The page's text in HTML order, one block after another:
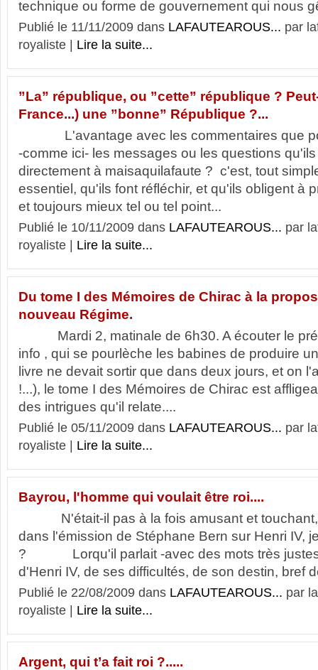
technique ou forme de gouvernement qui nous
Publié le 11/11/2009 dans LAFAUTEAROUS... par
royaliste | Lire la suite...
”La” république, ou ”cette” république ?
France...) une ”bonne” République ?...
L'avantage avec les commentaires que
-comme ici- les messages ou les questions
directement à maisaquilafaute ? c'est, tout
essentiel, qu'ils font réfléchir, et qu'ils obligent à
et toujours mieux tel ou tel point...
Publié le 10/11/2009 dans LAFAUTEAROUS... par
royaliste | Lire la suite...
Du tome I des Mémoires de Chirac à la
nouveau Régime.
Mardi 2, matinale de 6h30. A écouter le
info , qui se pourlèche les babines de produire
livre ne devait sortir que dans deux jours, et on
!...), le tome I des Mémoires de Chirac est
des intrigues qu'il relate....
Publié le 05/11/2009 dans LAFAUTEAROUS... par
royaliste | Lire la suite...
Bayrou, l'homme qui voulait être roi....
N'était-il pas à la fois amusant et touchant,
dans l'émission de Stéphane Bern sur Henri IV,
? Lorqu'il parlait -avec des mots très justes,
d'Henri IV, de ses difficultés, de son destin, bref
Publié le 22/08/2009 dans LAFAUTEAROUS... par
royaliste | Lire la suite...
Argent, qui t’a fait roi ?.....